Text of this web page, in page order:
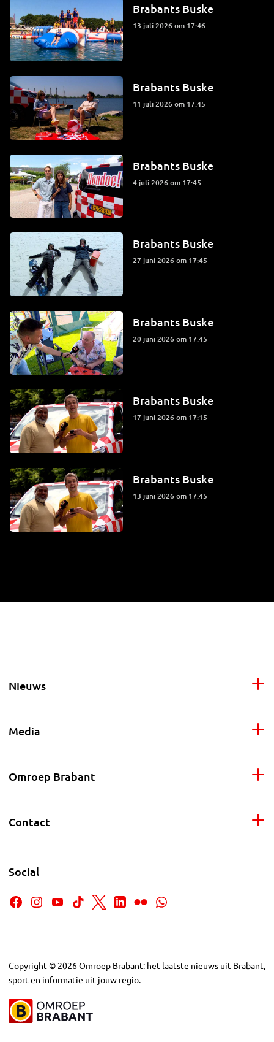
Brabants Buske
13 juli 2026 om 17:46
Brabants Buske
11 juli 2026 om 17:45
Brabants Buske
4 juli 2026 om 17:45
Brabants Buske
27 juni 2026 om 17:45
Brabants Buske
20 juni 2026 om 17:45
Brabants Buske
17 juni 2026 om 17:15
Brabants Buske
13 juni 2026 om 17:45
Nieuws
Media
Omroep Brabant
Contact
Social
Copyright © 2026Omroep Brabant: het laatste nieuws uit Brabant,
sport en informatie uit jouw regio.